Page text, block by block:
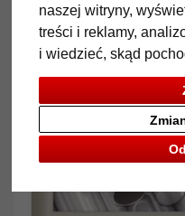
naszej witryny,
treści i reklamy,
i wiedzieć, skąd